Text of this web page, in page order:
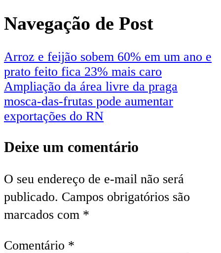
Navegação de Post
Arroz e feijão sobem 60% em um ano e
prato feito fica 23% mais caro
Ampliação da área livre da praga
mosca-das-frutas pode aumentar
exportações do RN
Deixe um comentário
O seu endereço de e-mail não será
publicado. Campos obrigatórios são
marcados com *
Comentário *